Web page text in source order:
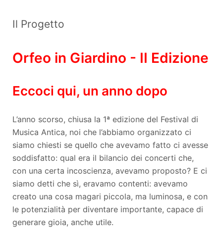
Il Progetto
Orfeo in Giardino - II Edizione
Eccoci qui, un anno dopo
L’anno scorso, chiusa la 1ª edizione del Festival di
Musica Antica, noi che l’abbiamo organizzato ci
siamo chiesti se quello che avevamo fatto ci avesse
soddisfatto: qual era il bilancio dei concerti che,
con una certa incoscienza, avevamo proposto? E ci
siamo detti che sì, eravamo contenti: avevamo
creato una cosa magari piccola, ma luminosa, e con
le potenzialità per diventare importante, capace di
generare gioia, anche utile.